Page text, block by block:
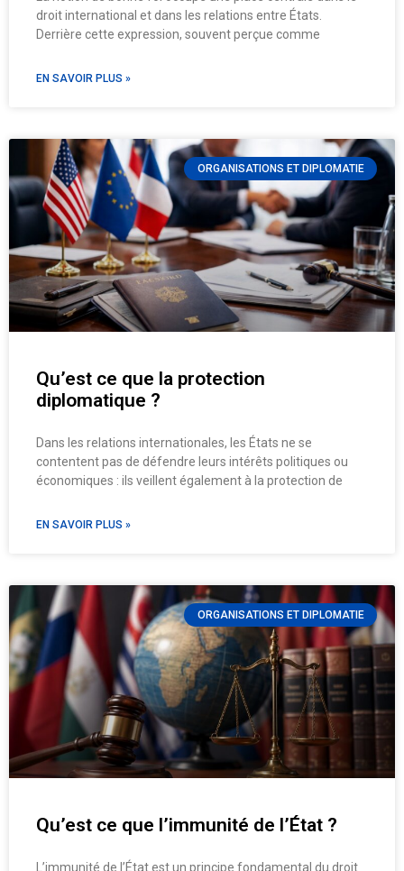
droit international et dans les relations entre États.
Derrière cette expression, souvent perçue comme
EN SAVOIR PLUS »
ORGANISATIONS ET DIPLOMATIE
Qu’est ce que la protection
diplomatique ?
Dans les relations internationales, les États ne se
contentent pas de défendre leurs intérêts politiques ou
économiques : ils veillent également à la protection de
EN SAVOIR PLUS »
ORGANISATIONS ET DIPLOMATIE
Qu’est ce que l’immunité de l’État ?
L’immunité de l’État est un principe fondamental du droit